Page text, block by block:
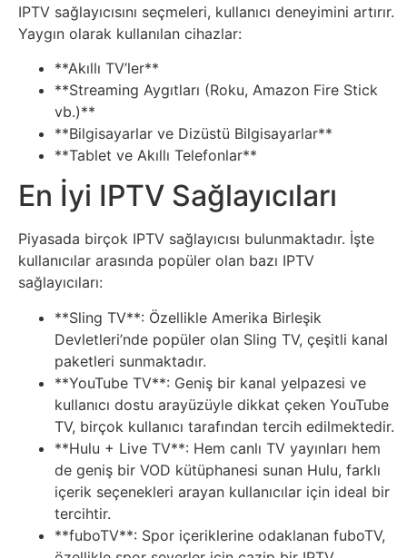
Seo
Sigorta
Sinema
Spor
Tarih
Tarım
Teknoloji
TikTok
Tv
Twitter
Ürün
Tanıtımı
IPTV sağlayıcısını seçmeleri, kullanıcı deneyimini artırır.
Yaygın olarak kullanılan cihazlar:
**Akıllı TV’ler**
**Streaming Aygıtları (Roku, Amazon Fire Stick
vb.)**
**Bilgisayarlar ve Dizüstü Bilgisayarlar**
**Tablet ve Akıllı Telefonlar**
En İyi IPTV Sağlayıcıları
Piyasada birçok IPTV sağlayıcısı bulunmaktadır. İşte
kullanıcılar arasında popüler olan bazı IPTV
sağlayıcıları:
**Sling TV**: Özellikle Amerika Birleşik
Devletleri’nde popüler olan Sling TV, çeşitli kanal
paketleri sunmaktadır.
**YouTube TV**: Geniş bir kanal yelpazesi ve
kullanıcı dostu arayüzüyle dikkat çeken YouTube
TV, birçok kullanıcı tarafından tercih edilmektedir.
**Hulu + Live TV**: Hem canlı TV yayınları hem
de geniş bir VOD kütüphanesi sunan Hulu, farklı
içerik seçenekleri arayan kullanıcılar için ideal bir
tercihtir.
**fuboTV**: Spor içeriklerine odaklanan fuboTV,